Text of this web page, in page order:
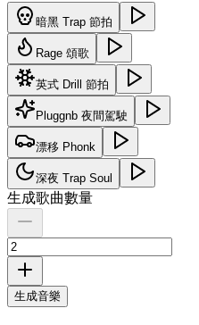
暗黑 Trap 節拍
Rage 頌歌
英式 Drill 節拍
Pluggnb 夜間駕駛
漂移 Phonk
深夜 Trap Soul
生成歌曲數量
生成音樂